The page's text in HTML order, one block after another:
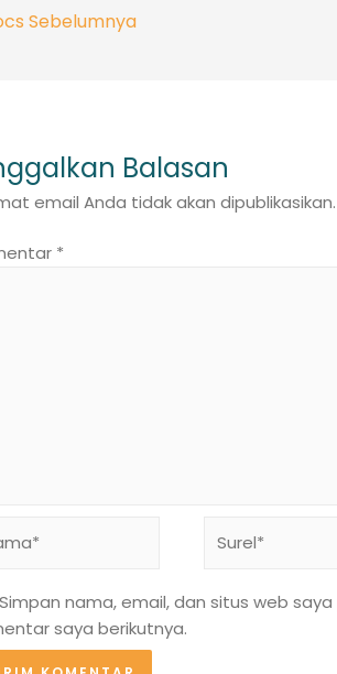
Sebelumnya
Balasan
email Anda tidak akan dipublikasikan.
*
Simpan nama, email, dan situs web
saya berikutnya.